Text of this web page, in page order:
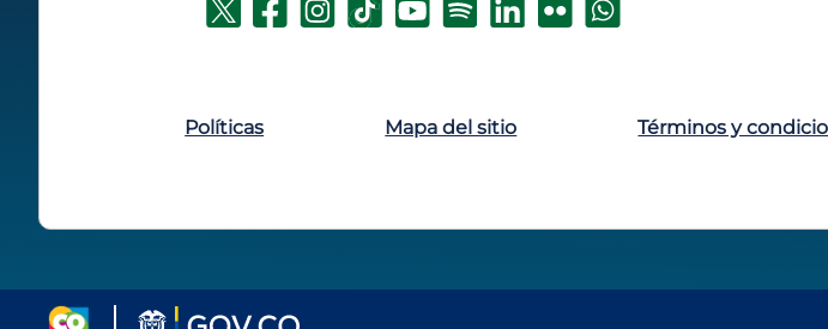
Políticas Mapa del sitio Términos y